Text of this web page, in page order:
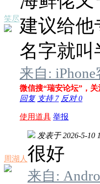
笑尽建议给他
名字就叫
来自:
微信搜“瑞安论坛”，
回复 支持7 反对0
使用道具 举报
周湖人
发表于 2026-5-10
很好
来自: